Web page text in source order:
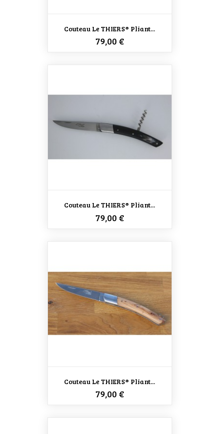
Couteau Le THIERS® Pliant...
Prix
79,00 €
Couteau Le THIERS® Pliant...
Prix
79,00 €
Couteau Le THIERS® Pliant...
Prix
79,00 €